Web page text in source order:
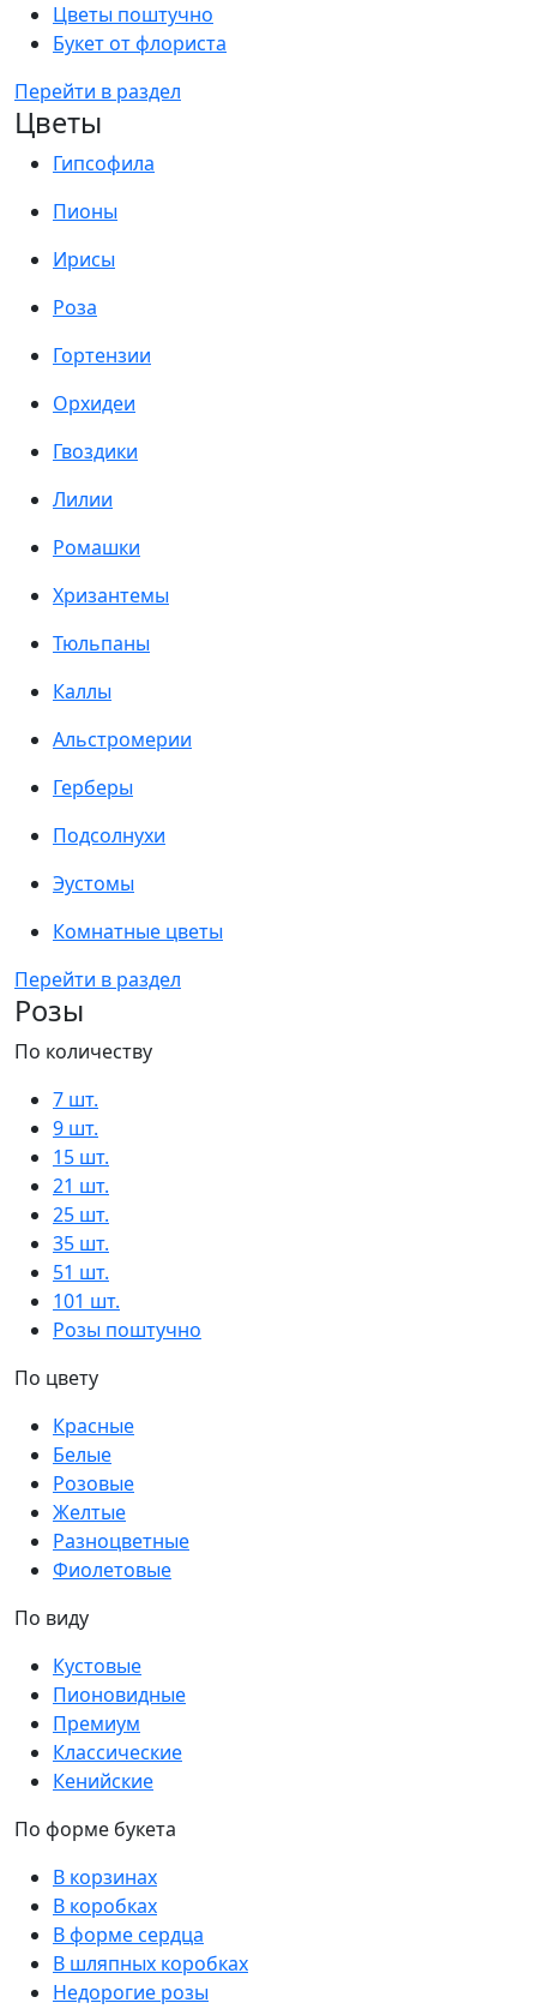
Цветы поштучно
Букет от флориста
Перейти в раздел
Цветы
Гипсофила
Пионы
Ирисы
Роза
Гортензии
Орхидеи
Гвоздики
Лилии
Ромашки
Хризантемы
Тюльпаны
Каллы
Альстромерии
Герберы
Подсолнухи
Эустомы
Комнатные цветы
Перейти в раздел
Розы
По количеству
7 шт.
9 шт.
15 шт.
21 шт.
25 шт.
35 шт.
51 шт.
101 шт.
Розы поштучно
По цвету
Красные
Белые
Розовые
Желтые
Разноцветные
Фиолетовые
По виду
Кустовые
Пионовидные
Премиум
Классические
Кенийские
По форме букета
В корзинах
В коробках
В форме сердца
В шляпных коробках
Недорогие розы